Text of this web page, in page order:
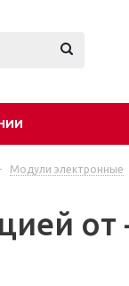
- Модули электронные
от